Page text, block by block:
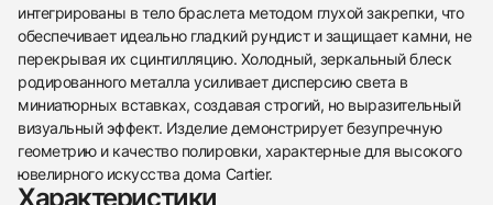
438
285
145
142
205
204
195
150
6
интегрированы в тело браслета методом глухой закрепки, что
обеспечивает идеально гладкий рундист и защищает камни, не
перекрывая их сцинтилляцию. Холодный, зеркальный блеск
родированного металла усиливает дисперсию света в
миниатюрных вставках, создавая строгий, но выразительный
визуальный эффект. Изделие демонстрирует безупречную
геометрию и качество полировки, характерные для высокого
ювелирного искусства дома Cartier.
Характеристики